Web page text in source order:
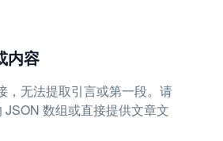
内容
，无法提取引言或第一段。请
数组或直接提供文章文